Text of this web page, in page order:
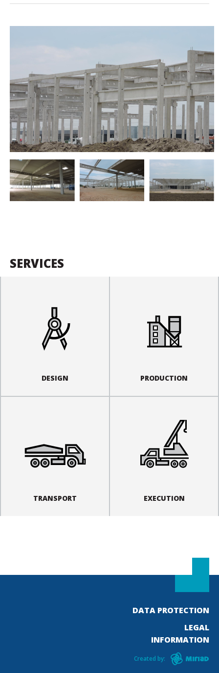
SERVICES
DESIGN PRODUCTION
TRANSPORT EXECUTION
DATA PROTECTION
LEGAL
INFORMATION
Created by: